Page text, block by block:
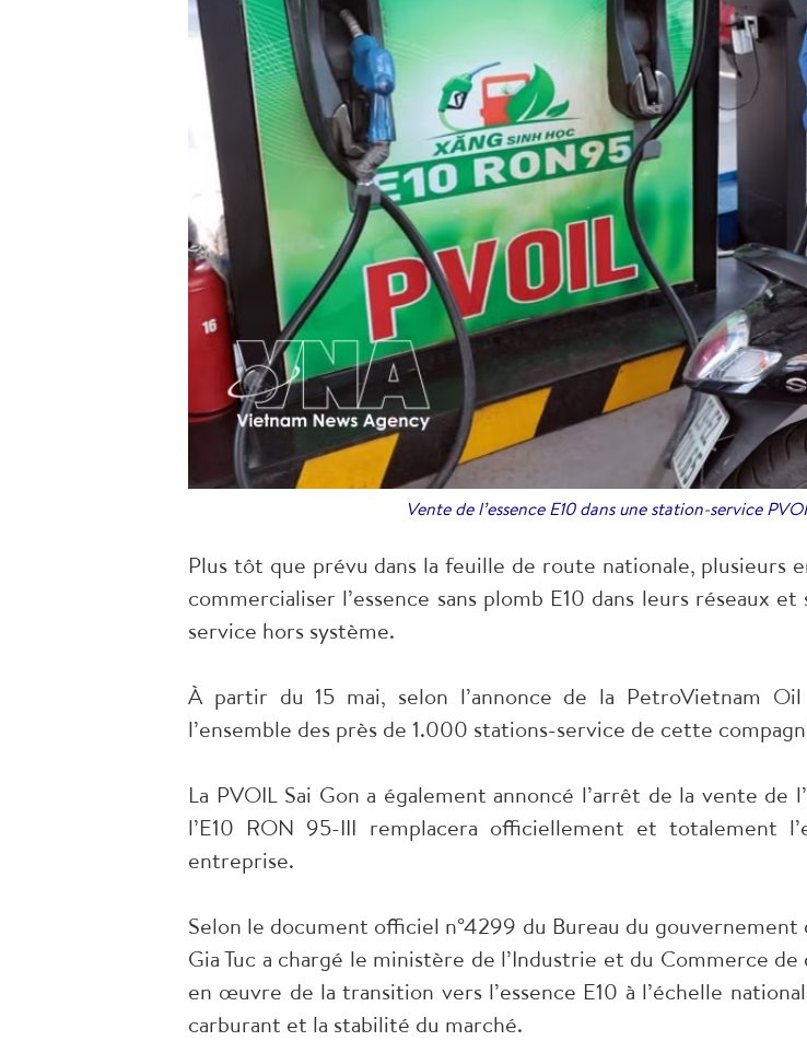
Vente de l’essence E10 dans une station-service
Plus tôt que prévu dans la feuille de route nationale,
commercialiser l’essence sans plomb E10 dans leurs réseaux
service hors système.
À partir du 15 mai, selon l’annonce de la PetroVietnam Oil
l’ensemble des près de 1.000 stations-service de cette
La PVOIL Sai Gon a également annoncé l’arrêt de la vente
l’E10 RON 95-III remplacera officiellement et totalement
entreprise.
Selon le document officiel n°4299 du Bureau du
Gia Tuc a chargé le ministère de l’Industrie et du Commerce
en œuvre de la transition vers l’essence E10 à l’échelle
carburant et la stabilité du marché.